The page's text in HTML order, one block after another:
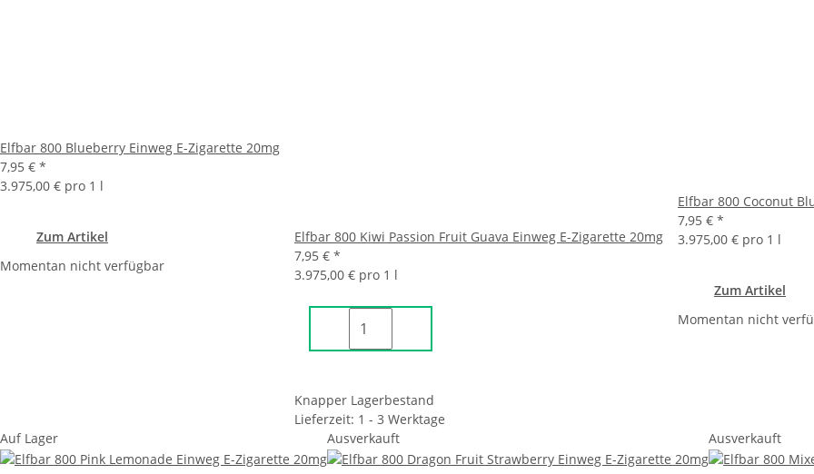
Elfbar 800 Blueberry Einweg E-Zigarette 20mg
7,95 € *
3.975,00 € pro 1 l
Zum Artikel
Momentan nicht verfügbar
Elfbar 800 Kiwi Passion Fruit Guava Einweg E-Zigarette 20mg
7,95 € *
3.975,00 € pro 1 l
Knapper Lagerbestand
Lieferzeit: 1 - 3 Werktage
Elfbar 800 Coconut
7,95 € *
3.975,00 € pro 1 l
Zum Artikel
Momentan nicht
Auf Lager Ausverkauft Ausverkauft